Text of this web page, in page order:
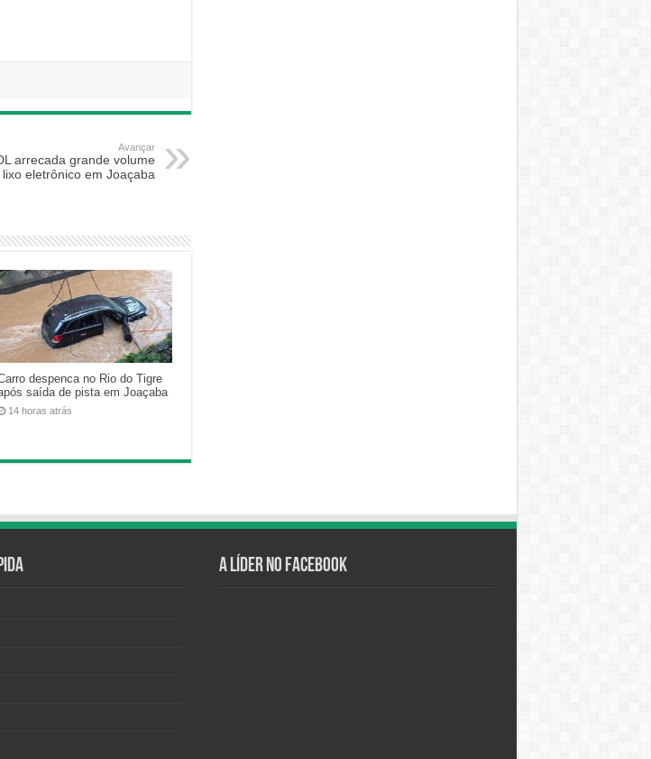
Avançar
arrecada grande volume
lixo eletrônico em Joaçaba
despenca no Rio do Tigre
saída de pista em Joaçaba
14 horas atrás
A Líder no Facebook